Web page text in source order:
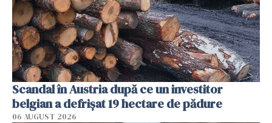
Scandal în Austria după ce un investitor
belgian a defrișat 19 hectare de pădure
06 AUGUST 2026